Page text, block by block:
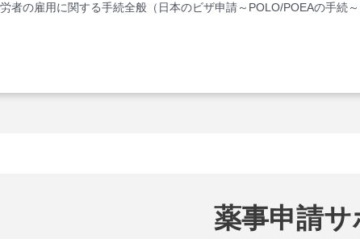
者の雇用に関する手続全般（日本のビザ申請～POLO/POEAの手続
薬事申請サ